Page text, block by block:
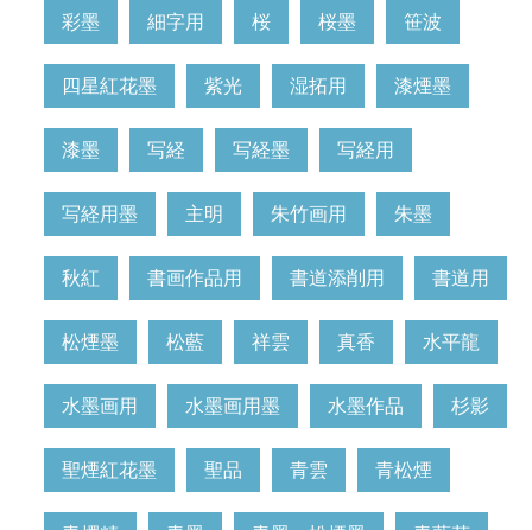
彩墨 細字用 桜 桜墨 笹波
四星紅花墨 紫光 湿拓用 漆煙墨
漆墨 写経 写経墨 写経用
写経用墨 主明 朱竹画用 朱墨
秋紅 書画作品用 書道添削用 書道用
松煙墨 松藍 祥雲 真香 水平龍
水墨画用 水墨画用墨 水墨作品 杉影
聖煙紅花墨 聖品 青雲 青松煙